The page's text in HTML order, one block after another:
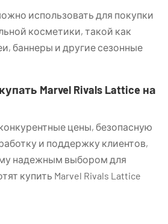
использовать для покупки
косметики, такой как
баннеры и другие сезонные
Marvel Rivals Lattice на
цены, безопасную
и поддержку клиентов,
надежным выбором для
купить Marvel Rivals Lattice